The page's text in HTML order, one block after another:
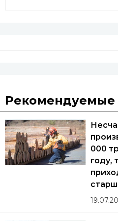
Рекомендуемые
000
году,